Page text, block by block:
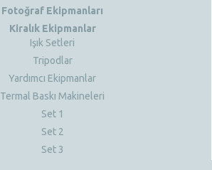
Fotoğraf Ekipmanları
Kiralık Ekipmanlar
Işık Setleri
Tripodlar
Yardımcı Ekipmanlar
Termal Baskı Makineleri
Set 1
Set 2
Set 3